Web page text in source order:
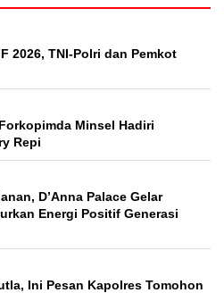
2026, TNI-Polri dan Pemkot
Minsel Hadiri
Repi
D’Anna Palace Gelar
Energi Positif Generasi
Ini Pesan Kapolres Tomohon